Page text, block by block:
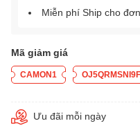
Miễn phí Ship cho
Mã giảm giá
CAMON1
Ưu đãi mỗi ngày